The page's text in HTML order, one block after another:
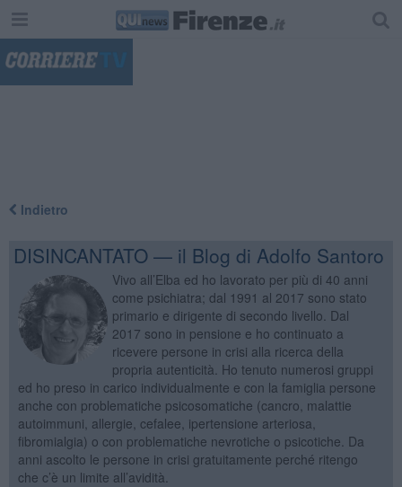
Indietro
DISINCANTATO — il Blog di Adolfo Santoro
Vivo all’Elba ed ho lavorato per più di 40 anni
come psichiatra; dal 1991 al 2017 sono stato
primario e dirigente di secondo livello. Dal
2017 sono in pensione e ho continuato a
ricevere persone in crisi alla ricerca della
propria autenticità. Ho tenuto numerosi gruppi
ed ho preso in carico individualmente e con la famiglia persone
anche con problematiche psicosomatiche (cancro, malattie
autoimmuni, allergie, cefalee, ipertensione arteriosa,
fibromialgia) o con problematiche nevrotiche o psicotiche. Da
anni ascolto le persone in crisi gratuitamente perché ritengo
che c’è un limite all’avidità.